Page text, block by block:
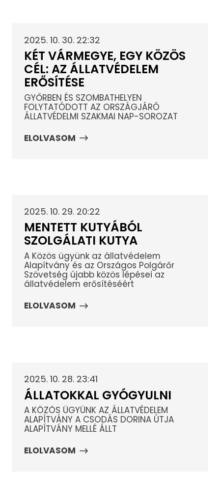
2025. 10. 30. 22:32
KÉT VÁRMEGYE, EGY KÖZÖS
CÉL: AZ ÁLLATVÉDELEM
ERŐSÍTÉSE
GYŐRBEN ÉS SZOMBATHELYEN
FOLYTATÓDOTT AZ ORSZÁGJÁRÓ
ÁLLATVÉDELMI SZAKMAI NAP-SOROZAT
ELOLVASOM
2025. 10. 29. 20:22
MENTETT KUTYÁBÓL
SZOLGÁLATI KUTYA
A Közös ügyünk az állatvédelem
Alapítvány és az Országos Polgárőr
Szövetség újabb közös lépései az
állatvédelem erősítéséért
ELOLVASOM
2025. 10. 28. 23:41
ÁLLATOKKAL GYÓGYULNI
A KÖZÖS ÜGYÜNK AZ ÁLLATVÉDELEM
ALAPÍTVÁNY A CSODÁS DORINA ÚTJA
ALAPÍTVÁNY MELLÉ ÁLLT
ELOLVASOM